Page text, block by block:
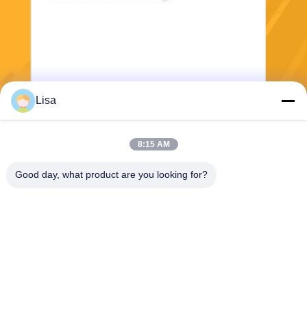
Senden Sie
Lisa
8:15 AM
Good day, what product are you looking for?